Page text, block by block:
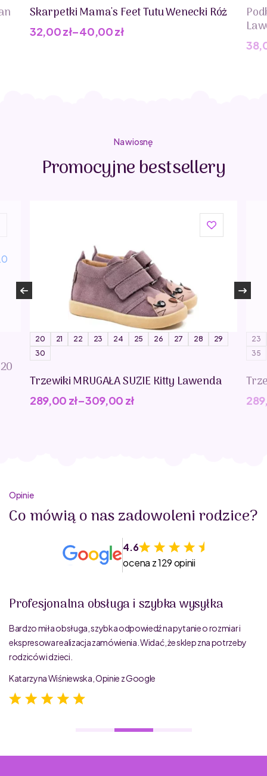
Skarpetki Mama's Feet Tutu Wenecki Róż
32,00zł–40,00zł
Na wiosnę
Promocyjne bestsellery
20 21 22 23 24 25 26 27 28
29
30
Trzewiki MRUGAŁA SUZIE Kitty Lawenda
289,00 zł–309,00 zł
23
35
Opinie
Co mówią o nas zadowoleni rodzice?
4.6
ocena z 129 opinii
Profesjonalna obsługa i szybka wysyłka
Bardzo miła obsługa, szybka odpowiedź na pytanie o rozmiar i
ekspresowa realizacja zamówienia. Widać, że sklep zna potrzeby
rodziców i dzieci.
Katarzyna Wiśniewska, Opinie z Google